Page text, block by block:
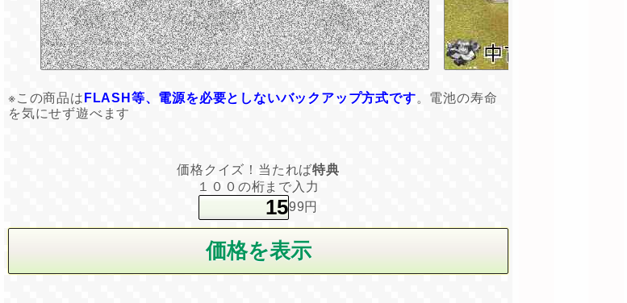
※この商品は FLASH等、電源を必要としないバックアップ方式です。電池の寿命
を気にせず遊べます
価格クイズ！当たれば特典
１００の桁まで入力
99円